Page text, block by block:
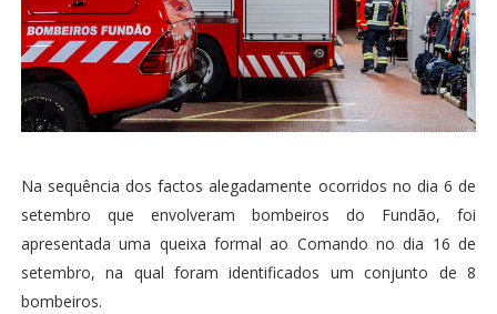
Na sequência dos factos alegadamente ocorridos no dia 6 de
setembro que envolveram bombeiros do Fundão, foi
apresentada uma queixa formal ao Comando no dia 16 de
setembro, na qual foram identificados um conjunto de 8
bombeiros.